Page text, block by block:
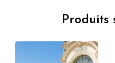
Produits